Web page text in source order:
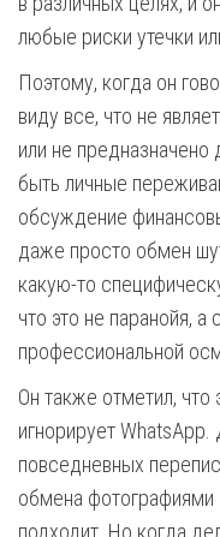
любые риски утечки
Поэтому, когда он
виду все, что не
или не предназначено
быть личные
обсуждение
даже просто обмен
какую-то
что это не паранойя, а
профессиональной
Он также отметил, что
игнорирует
повседневных
обмена
подходит. Но когда